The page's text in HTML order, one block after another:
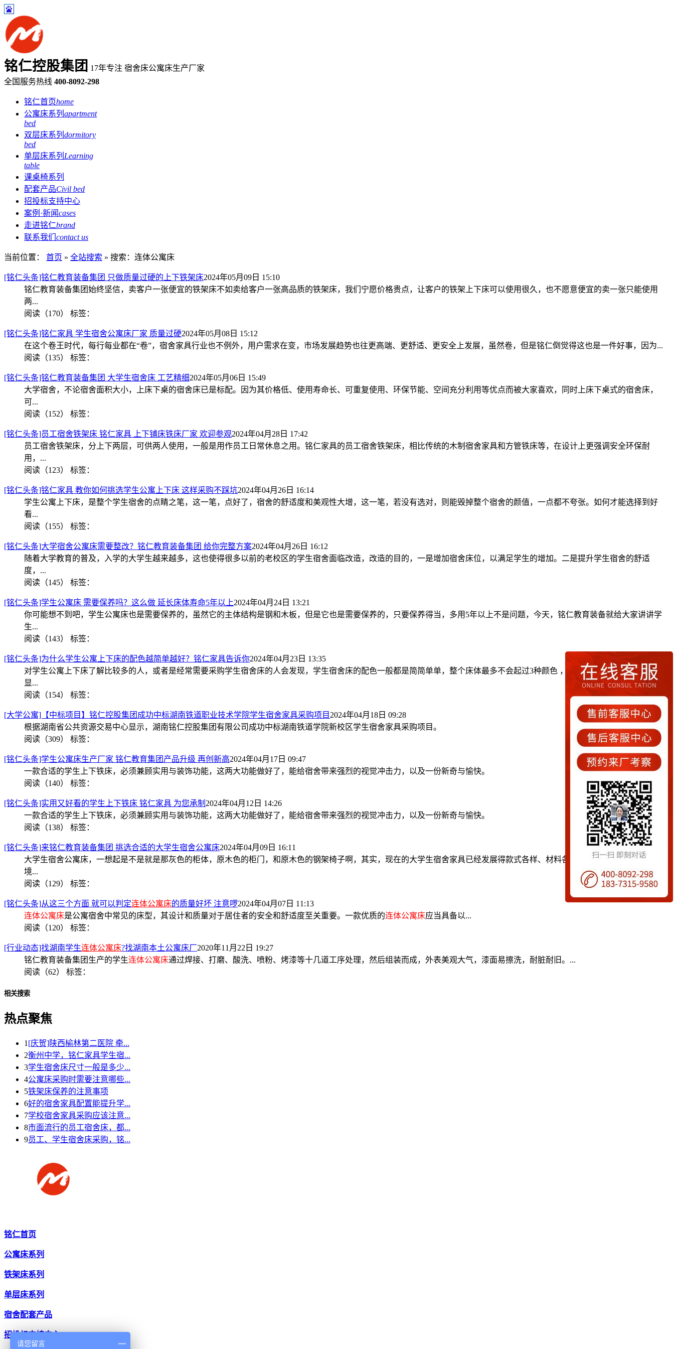
铭仁控股集团 17年专注 宿舍床公寓床生产厂家
全国服务热线 400-8092-298
铭仁首页home
公寓床系列 apartment
bed
双层床系列 dormitory
bed
单层床系列 Learning
table
课桌椅系列
配套产品Civil bed
招投标支持中心
案例·新闻cases
走进铭仁brand
联系我们 contact us
当前位置： 首页 » 全站搜索 » 搜索：连体公寓床
[铭仁头条]铭仁教育装备集团 只做质量过硬的上下铁架床2024年05月09日 15:10
铭仁教育装备集团始终坚信，卖客户一张便宜的铁架床不如卖给客户一张高品质的铁架床，我们宁愿价格贵点，让客户的铁架上下床可以使用很久，也不愿意便宜的卖一张只能使用
两...
阅读（170） 标签：
[铭仁头条]铭仁家具 学生宿舍公寓床厂家 质量过硬2024年05月08日 15:12
在这个卷王时代，每行每业都在“卷”，宿舍家具行业也不例外，用户需求在变，市场发展趋势也往更高端、更舒适、更安全上发展，虽然卷，但是铭仁倒觉得这也是一件好事，因为...
阅读（135） 标签：
[铭仁头条]铭仁教育装备集团 大学生宿舍床 工艺精细2024年05月06日 15:49
大学宿舍，不论宿舍面积大小，上床下桌的宿舍床已是标配。因为其价格低、使用寿命长、可重复使用、环保节能、空间充分利用等优点而被大家喜欢，同时上床下桌式的宿舍床，
可...
阅读（152） 标签：
[铭仁头条]员工宿舍铁架床 铭仁家具 上下铺床铁床厂家 欢迎参观2024年04月28日 17:42
员工宿舍铁架床，分上下两层，可供两人使用，一般是用作员工日常休息之用。铭仁家具的员工宿舍铁架床，相比传统的木制宿舍家具和方管铁床等，在设计上更强调安全环保耐
用，...
阅读（123） 标签：
[铭仁头条]铭仁家具 教你如何挑选学生公寓上下床 这样采购不踩坑2024年04月26日 16:14
学生公寓上下床，是整个学生宿舍的点睛之笔，这一笔，点好了，宿舍的舒适度和美观性大增，这一笔，若没有选对，则能毁掉整个宿舍的颜值，一点都不夸张。如何才能选择到好
看...
阅读（155） 标签：
[铭仁头条]大学宿舍公寓床需要整改？铭仁教育装备集团 给你完整方案2024年04月26日 16:12
随着大学教育的普及，入学的大学生越来越多，这也使得很多以前的老校区的学生宿舍面临改造，改造的目的，一是增加宿舍床位，以满足学生的增加。二是提升学生宿舍的舒适
度，...
阅读（145） 标签：
[铭仁头条]学生公寓床 需要保养吗？这么做 延长床体寿命5年以上2024年04月24日 13:21
你可能想不到吧，学生公寓床也是需要保养的，虽然它的主体结构是钢和木板，但是它也是需要保养的，只要保养得当，多用5年以上不是问题，今天，铭仁教育装备就给大家讲讲学
生...
阅读（143） 标签：
[铭仁头条]为什么学生公寓上下床的配色越简单越好？铭仁家具告诉你2024年04月23日 13:35
对学生公寓上下床了解比较多的人，或者是经常需要采购学生宿舍床的人会发现，学生宿舍床的配色一般都是简简单单，整个床体最多不会起过3种颜色 ，只要超过三种颜色 ，就会
显...
阅读（154） 标签：
[大学公寓]【中标项目】铭仁控股集团成功中标湖南铁道职业技术学院学生宿舍家具采购项目 2024年04月18日 09:28
根据湖南省公共资源交易中心显示，湖南铭仁控股集团有限公司成功中标湖南铁道学院新校区学生宿舍家具采购项目。
阅读（309） 标签：
[铭仁头条]学生公寓床生产厂家 铭仁教育集团产品升级 再创新高2024年04月17日 09:47
一款合适的学生上下铁床，必须兼顾实用与装饰功能，这两大功能做好了，能给宿舍带来强烈的视觉冲击力，以及一份新奇与愉快。
阅读（140） 标签：
[铭仁头条]实用又好看的学生上下铁床 铭仁家具 为您承制 2024年04月12日 14:26
一款合适的学生上下铁床，必须兼顾实用与装饰功能，这两大功能做好了，能给宿舍带来强烈的视觉冲击力，以及一份新奇与愉快。
阅读（138） 标签：
[铭仁头条]来铭仁教育装备集团 挑选合适的大学生宿舍公寓床2024年04月09日 16:11
大学生宿舍公寓床，一想起是不是就是那灰色的柜体，原木色的柜门，和原木色的钢架椅子啊，其实，现在的大学生宿舍家具已经发展得款式各样、材料各异的了，可以根据不同环
境...
阅读（129） 标签：
[铭仁头条]从这三个方面 就可以判定连体公寓床的质量好坏 注意啰2024年04月07日 11:13
连体公寓床是公寓宿舍中常见的床型，其设计和质量对于居住者的安全和舒适度至关重要。一款优质的连体公寓床应当具备以...
阅读（120） 标签：
[行业动态]找湖南学生连体公寓床?找湖南本土公寓床厂2020年11月22日 19:27
铭仁教育装备集团生产的学生连体公寓床通过焊接、打磨、酸洗、喷粉、烤漆等十几道工序处理，然后组装而成，外表美观大气，漆面易擦洗，耐脏耐旧。...
阅读（62） 标签：
相关搜索
热点聚焦
1 [庆贺]陕西榆林第二医院 牵...
2衡州中学，铭仁家具学生宿...
3学生宿舍床尺寸一般是多少...
4公寓床采购时需要注意哪些...
5铁架床保养的注意事项
6好的宿舍家具配置能提升学...
7学校宿舍家具采购应该注意...
8市面流行的员工宿舍床，都...
9员工、学生宿舍床采购，铭...
铭仁首页
公寓床系列
铁架床系列
单层床系列
宿舍配套产品
招投标支持中心
请您留言